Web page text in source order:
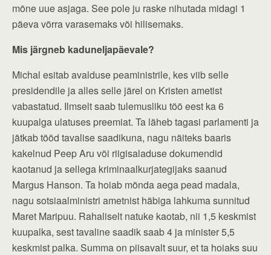
mõne uue asjaga. See pole ju raske nihutada midagi 1
päeva võrra varasemaks või hilisemaks.
Mis järgneb kaduneljapäevale?
Michal esitab avalduse peaministrile, kes viib selle
presidendile ja alles selle järel on Kristen ametist
vabastatud. Ilmselt saab tulemusliku töö eest ka 6
kuupalga ulatuses preemiat. Ta läheb tagasi parlamenti ja
jätkab tööd tavalise saadikuna, nagu näiteks baaris
kakelnud Peep Aru või riigisaladuse dokumendid
kaotanud ja sellega kriminaalkurjategijaks saanud
Margus Hanson. Ta hoiab mõnda aega pead madala,
nagu sotsiaalministri ametnist häbiga lahkuma sunnitud
Maret Maripuu. Rahaliselt natuke kaotab, nii 1,5 keskmist
kuupalka, sest tavaline saadik saab 4 ja minister 5,5
keskmist palka. Summa on piisavalt suur, et ta hoiaks suu